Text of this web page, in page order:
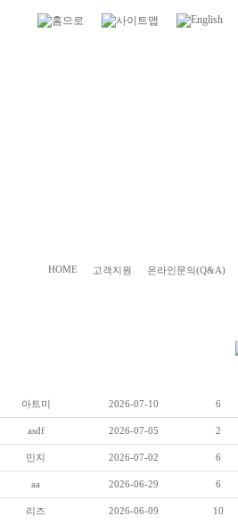
HOME 고객지원 온라인문의(Q&A)
아트미 2026-07-10 6
asdf 2026-07-05 2
민지 2026-07-02 6
aa 2026-06-29 6
리즈 2026-06-09 10